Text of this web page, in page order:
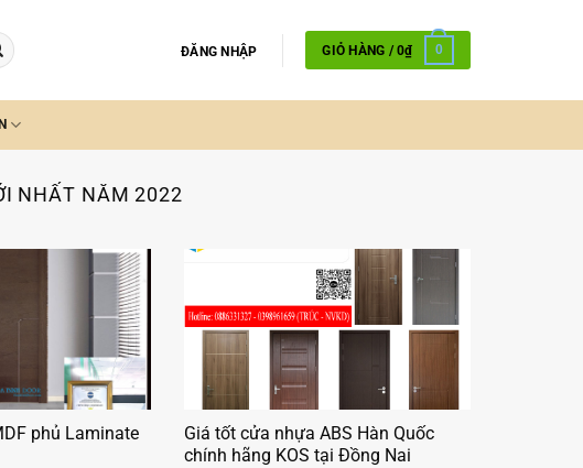
ĐĂNG NHẬP GIỎ HÀNG /0₫ 0
NHẤT NĂM 2022
phủ Laminate
Giá tốt cửa nhựa ABS Hàn Quốc
chính hãng KOS tại Đồng Nai